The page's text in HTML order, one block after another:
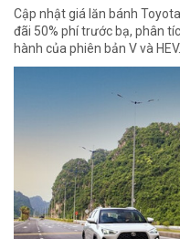
Cập nhật giá lăn bánh
đãi 50% phí trước bạ, phân
hành của phiên bản V và HEV.